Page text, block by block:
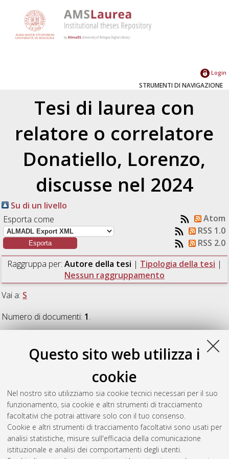
Questo sito web utilizza i
cookie
Nel nostro sito utilizziamo sia cookie tecnici necessari per il suo
funzionamento, sia cookie e altri strumenti di tracciamento
facoltativi che potrai attivare solo con il tuo consenso.
Cookie e altri strumenti di tracciamento facoltativi sono usati per
analisi statistiche, misure sull'efficacia della comunicazione
istituzionale e analisi dei comportamenti degli utenti.
Login
STRUMENTI DI NAVIGAZIONE
Tesi di laurea con
relatore o correlatore
Donatiello, Lorenzo,
discusse nel 2024
Su di un livello
Esporta come
Atom
RSS 1.0
RSS 2.0
Raggruppa per: Autore della tesi | Tipologia della tesi |
Nessun raggruppamento
Vai a: S
Numero di documenti: 1.
(2024)Privacy and security in
differentiation in Augmented Alma.[Laurea magistrale],
Università di Bologna, Corso di Studio in Informatica [LM-
DM270]
Questa lista e' stata generata ilThu Aug 6 04:21:49 2026